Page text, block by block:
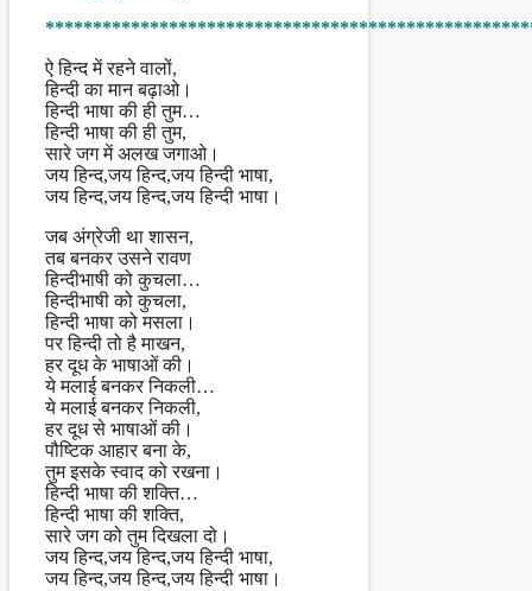
ऐ हिन्द में रहने वालों,
हिन्दी का मान बढ़ाओ।
हिन्दी भाषा की ही तुम…
हिन्दी भाषा की ही तुम,
सारे जग में अलख जगाओ।
जय हिन्द,जय हिन्द,जय हिन्दी भाषा,
जय हिन्द,जय हिन्द,जय हिन्दी भाषा।
जब अंग्रेजी था शासन,
तब बनकर उसने रावण
हिन्दीभाषी को कुचला…
हिन्दीभाषी को कुचला,
हिन्दी भाषा को मसला।
पर हिन्दी तो है माखन,
हर दूध के भाषाओं की।
ये मलाई बनकर निकली…
ये मलाई बनकर निकली,
हर दूध से भाषाओं की।
पौष्टिक आहार बना के,
तुम इसके स्वाद को रखना।
हिन्दी भाषा की शक्ति…
हिन्दी भाषा की शक्ति,
सारे जग को तुम दिखला दो।
जय हिन्द,जय हिन्द,जय हिन्दी भाषा,
जय हिन्द,जय हिन्द,जय हिन्दी भाषा।